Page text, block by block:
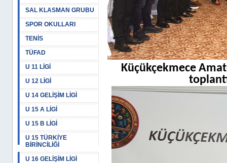
SAL KLASMAN GRUBU
SPOR OKULLARI
TENİS
TÜFAD
U 11 LİGİ
U 12 LİGİ
U 14 GELİŞİM LİGİ
U 15 A LİGİ
U 15 B LİGİ
U 15 TÜRKİYE
BİRİNCİLİĞİ
U 16 GELİŞİM LİGİ
Küçükçekmece